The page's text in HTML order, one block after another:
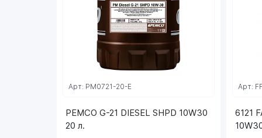
PEMCO G-21 DIESEL SHPD 10W30
20 л.
Арт: PM0721-20-E
6121
Арт: